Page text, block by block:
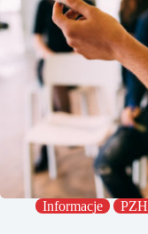
Informacje